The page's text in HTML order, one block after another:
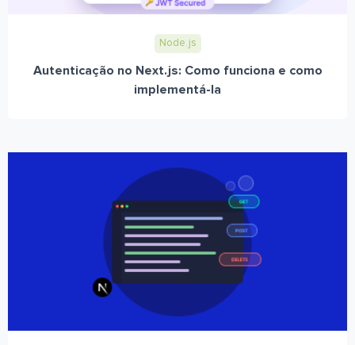
Node.js
Autenticação no Next.js: Como funciona e como
implementá-la